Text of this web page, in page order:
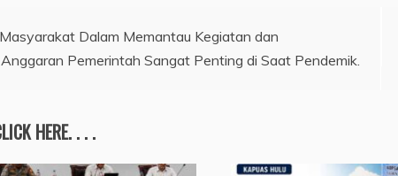
Dalam Memantau Kegiatan dan
Pemerintah Sangat Penting di Saat Pendemik.
HERE. . . .